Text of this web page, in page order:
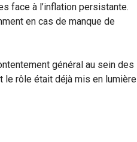
face à l’inflation persistante.
en cas de manque de
général au sein des
rôle était déjà mis en lumière